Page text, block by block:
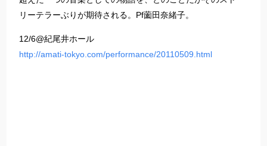
リーテラーぶりが期待される。Pf薗田奈緒子。
12/6@紀尾井ホール
http://amati-tokyo.com/performance/20110509.html